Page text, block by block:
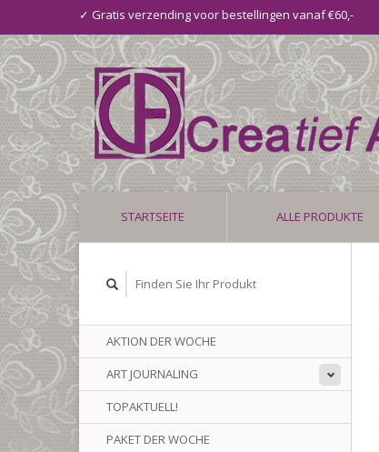
✓ Gratis verzending voor bestellingen vanaf €60,-
STARTSEITE ALLE PRODUKTE
AKTION DER WOCHE
ART JOURNALING
TOPAKTUELL!
PAKET DER WOCHE